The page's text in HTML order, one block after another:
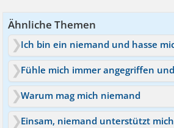
Ähnliche Themen
Warum mag mich niemand
Einsam, niemand unterstützt mich